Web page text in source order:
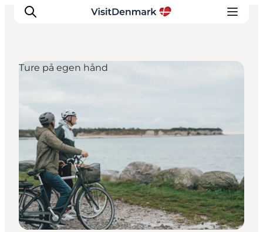
Reisemål
Aktiviteter
Overnatting
Planlegg reisen
Ture på egen hånd